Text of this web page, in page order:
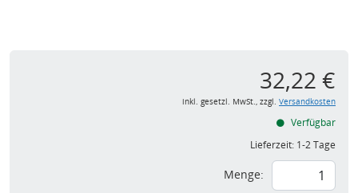
32,22 €
inkl. gesetzl. MwSt., zzgl. Versandkosten
Verfügbar
Lieferzeit: 1-2 Tage
Menge: